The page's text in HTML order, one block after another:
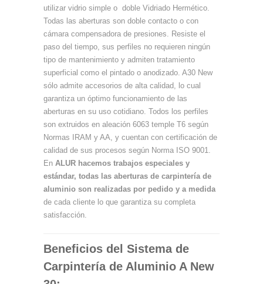
utilizar vidrio simple o doble Vidriado Hermético.
Todas las aberturas son doble contacto o con
cámara compensadora de presiones. Resiste el
paso del tiempo, sus perfiles no requieren ningún
tipo de mantenimiento y admiten tratamiento
superficial como el pintado o anodizado. A30 New
sólo admite accesorios de alta calidad, lo cual
garantiza un óptimo funcionamiento de las
aberturas en su uso cotidiano. Todos los perfiles
son extruidos en aleación 6063 temple T6 según
Normas IRAM y AA, y cuentan con certificación de
calidad de sus procesos según Norma ISO 9001.
En ALUR hacemos trabajos especiales y
estándar, todas las aberturas de carpintería de
aluminio son realizadas por pedido y a medida
de cada cliente lo que garantiza su completa
satisfacción.
Beneficios del Sistema de
Carpintería de Aluminio A New